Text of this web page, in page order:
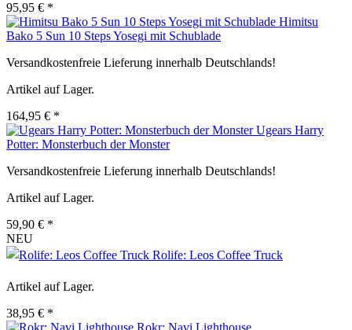
95,95 € *
Himitsu
Bako 5 Sun 10 Steps Yosegi mit Schublade
Versandkostenfreie Lieferung innerhalb Deutschlands!
Artikel auf Lager.
164,95 € *
Ugears Harry
Potter: Monsterbuch der Monster
Versandkostenfreie Lieferung innerhalb Deutschlands!
Artikel auf Lager.
59,90 € *
NEU
Rolife: Leos Coffee Truck
Artikel auf Lager.
38,95 € *